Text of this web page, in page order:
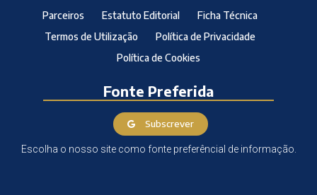
Parceiros Estatuto Editorial
Ficha Técnica
Termos de Utilização
Política de Privacidade
Política de Cookies
Fonte Preferida
Subscrever
Escolha o nosso site como fonte preferêncial de informação.